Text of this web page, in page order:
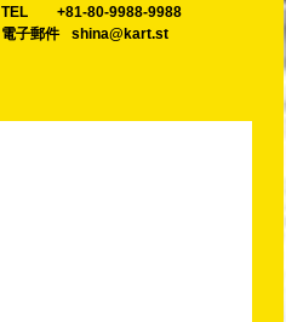
TEL
+81-80-9988-9988
電子郵件
shina@kart.st